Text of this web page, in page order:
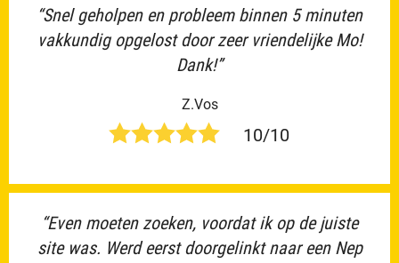
“Snel geholpen en probleem binnen 5 minuten
vakkundig opgelost door zeer vriendelijke Mo!
Dank!”
Z.Vos
10/10
“Even moeten zoeken, voordat ik op de juiste
site was. Werd eerst doorgelinkt naar een Nep